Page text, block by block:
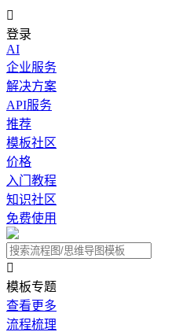

登录
AI
企业服务
解决方案
API服务
推荐
模板社区
价格
入门教程
知识社区
免费使用

模板专题
查看更多
流程梳理